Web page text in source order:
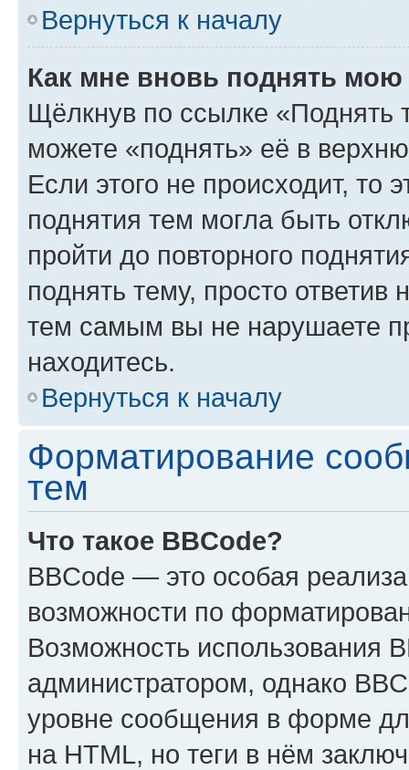
Вернуться к началу
Как мне вновь поднять мою
Щёлкнув по ссылке «Поднять
можете «поднять» её в
Если этого не происходит, то
поднятия тем могла быть
пройти до повторного
поднять тему, просто ответив
тем самым вы не нарушаете
находитесь.
Вернуться к началу
Форматирование
тем
Что такое BBCode?
BBCode — это особая
возможности по
Возможность использования
администратором, однако
уровне сообщения в форме
на HTML, но теги в нём